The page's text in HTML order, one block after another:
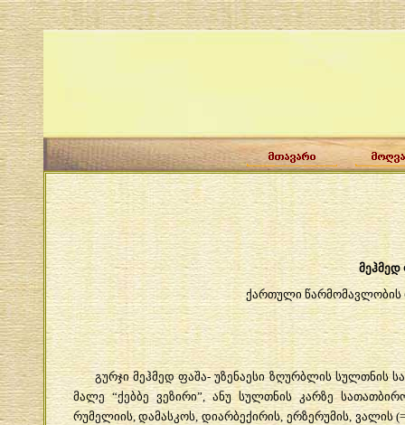
მეჰმედ
ქართული წარმომავლობის
გურჯი მეჰმედ ფაშა-უზენაესი ზღურბლის სულთნის
მალე“ქებბე ვეზირი”,ანუ სულთნის კარზე
რუმელიის,დამასკოს,დიარბექირის,ერზერუმის,ვალის